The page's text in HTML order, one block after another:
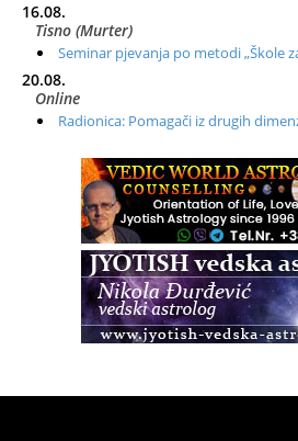
16.08.
Tisno (Murter)
Seminar pjevanja po metodi „Škole
20.08.
Online
Radionica: Pomagači iz drugih
Zagreb+Online
Osnovni ThetaHealing® tečaj,
Access BARS®, otpusti stres
Access Energetski Facelift®